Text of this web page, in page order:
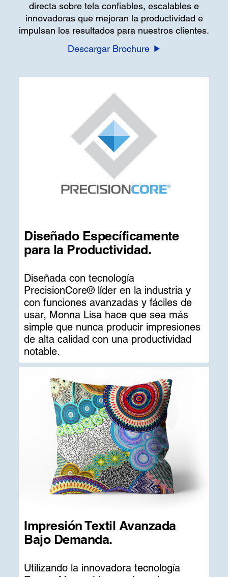
directa sobre tela confiables, escalables e
innovadoras que mejoran la productividad e
impulsan los resultados para nuestros clientes.
Descargar Brochure
Diseñado Específicamente
para la Productividad.
Diseñada con tecnología
PrecisionCore® líder en la industria y
con funciones avanzadas y fáciles de
usar, Monna Lisa hace que sea más
simple que nunca producir impresiones
de alta calidad con una productividad
notable.
Impresión Textil Avanzada
Bajo Demanda.
Utilizando la innovadora tecnología